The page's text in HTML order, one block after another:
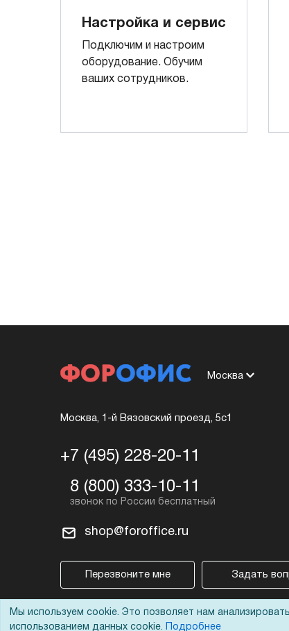
Настройка и сервис
Подключим и настроим
оборудование. Обучим
ваших сотрудников.
Москва
Москва, 1-й Вязовский проезд, 5с1
+7 (495) 228-20-11
8 (800) 333-10-11
shop@foroffice.ru
Перезвоните мне Задать
Мы используем cookie. Это позволяет нам
использованием данных cookie.
Подробнее